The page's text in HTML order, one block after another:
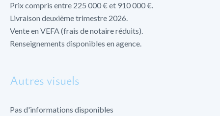
Prix compris entre 225 000 € et 910 000 €.
Livraison deuxième trimestre 2026.
Vente en VEFA (frais de notaire réduits).
Renseignements disponibles en agence.
Autres visuels
Pas d'informations disponibles